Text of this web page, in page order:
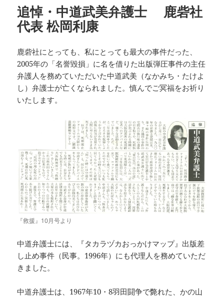
追悼・中道武美弁護士 鹿砦社
代表 松岡利康
鹿砦社にとっても、私にとっても最大の事件だった、
2005年の「名誉毀損」に名を借りた出版弾圧事件の主任
弁護人を務めていただいた中道武美（なかみち・たけよ
し）弁護士が亡くなられました。慎んでご冥福をお祈り
いたします。
『救援』10月号より
中道弁護士には、『タカラヅカおっかけマップ』出版差
し止め事件（民事。1996年）にも代理人を務めていただ
きました。
中道弁護士は、1967年10・8羽田闘争で斃れた、かの山